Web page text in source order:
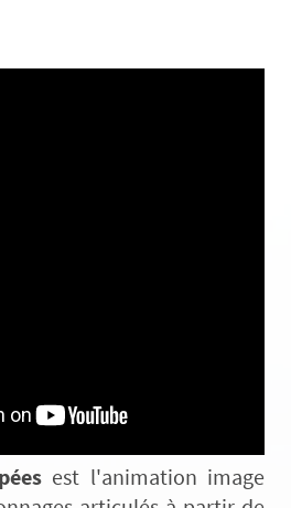
est l'animation image